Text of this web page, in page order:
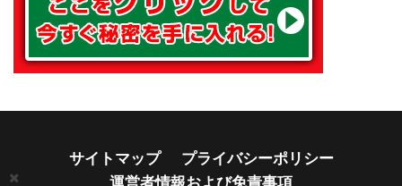
サイトマップ
プライバシーポリシー
運営者情報および免責事項